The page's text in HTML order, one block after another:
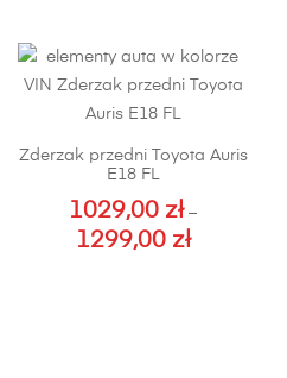
Zderzak przedni Toyota Auris
E18 FL
1029,00 zł –
1299,00 złZakres